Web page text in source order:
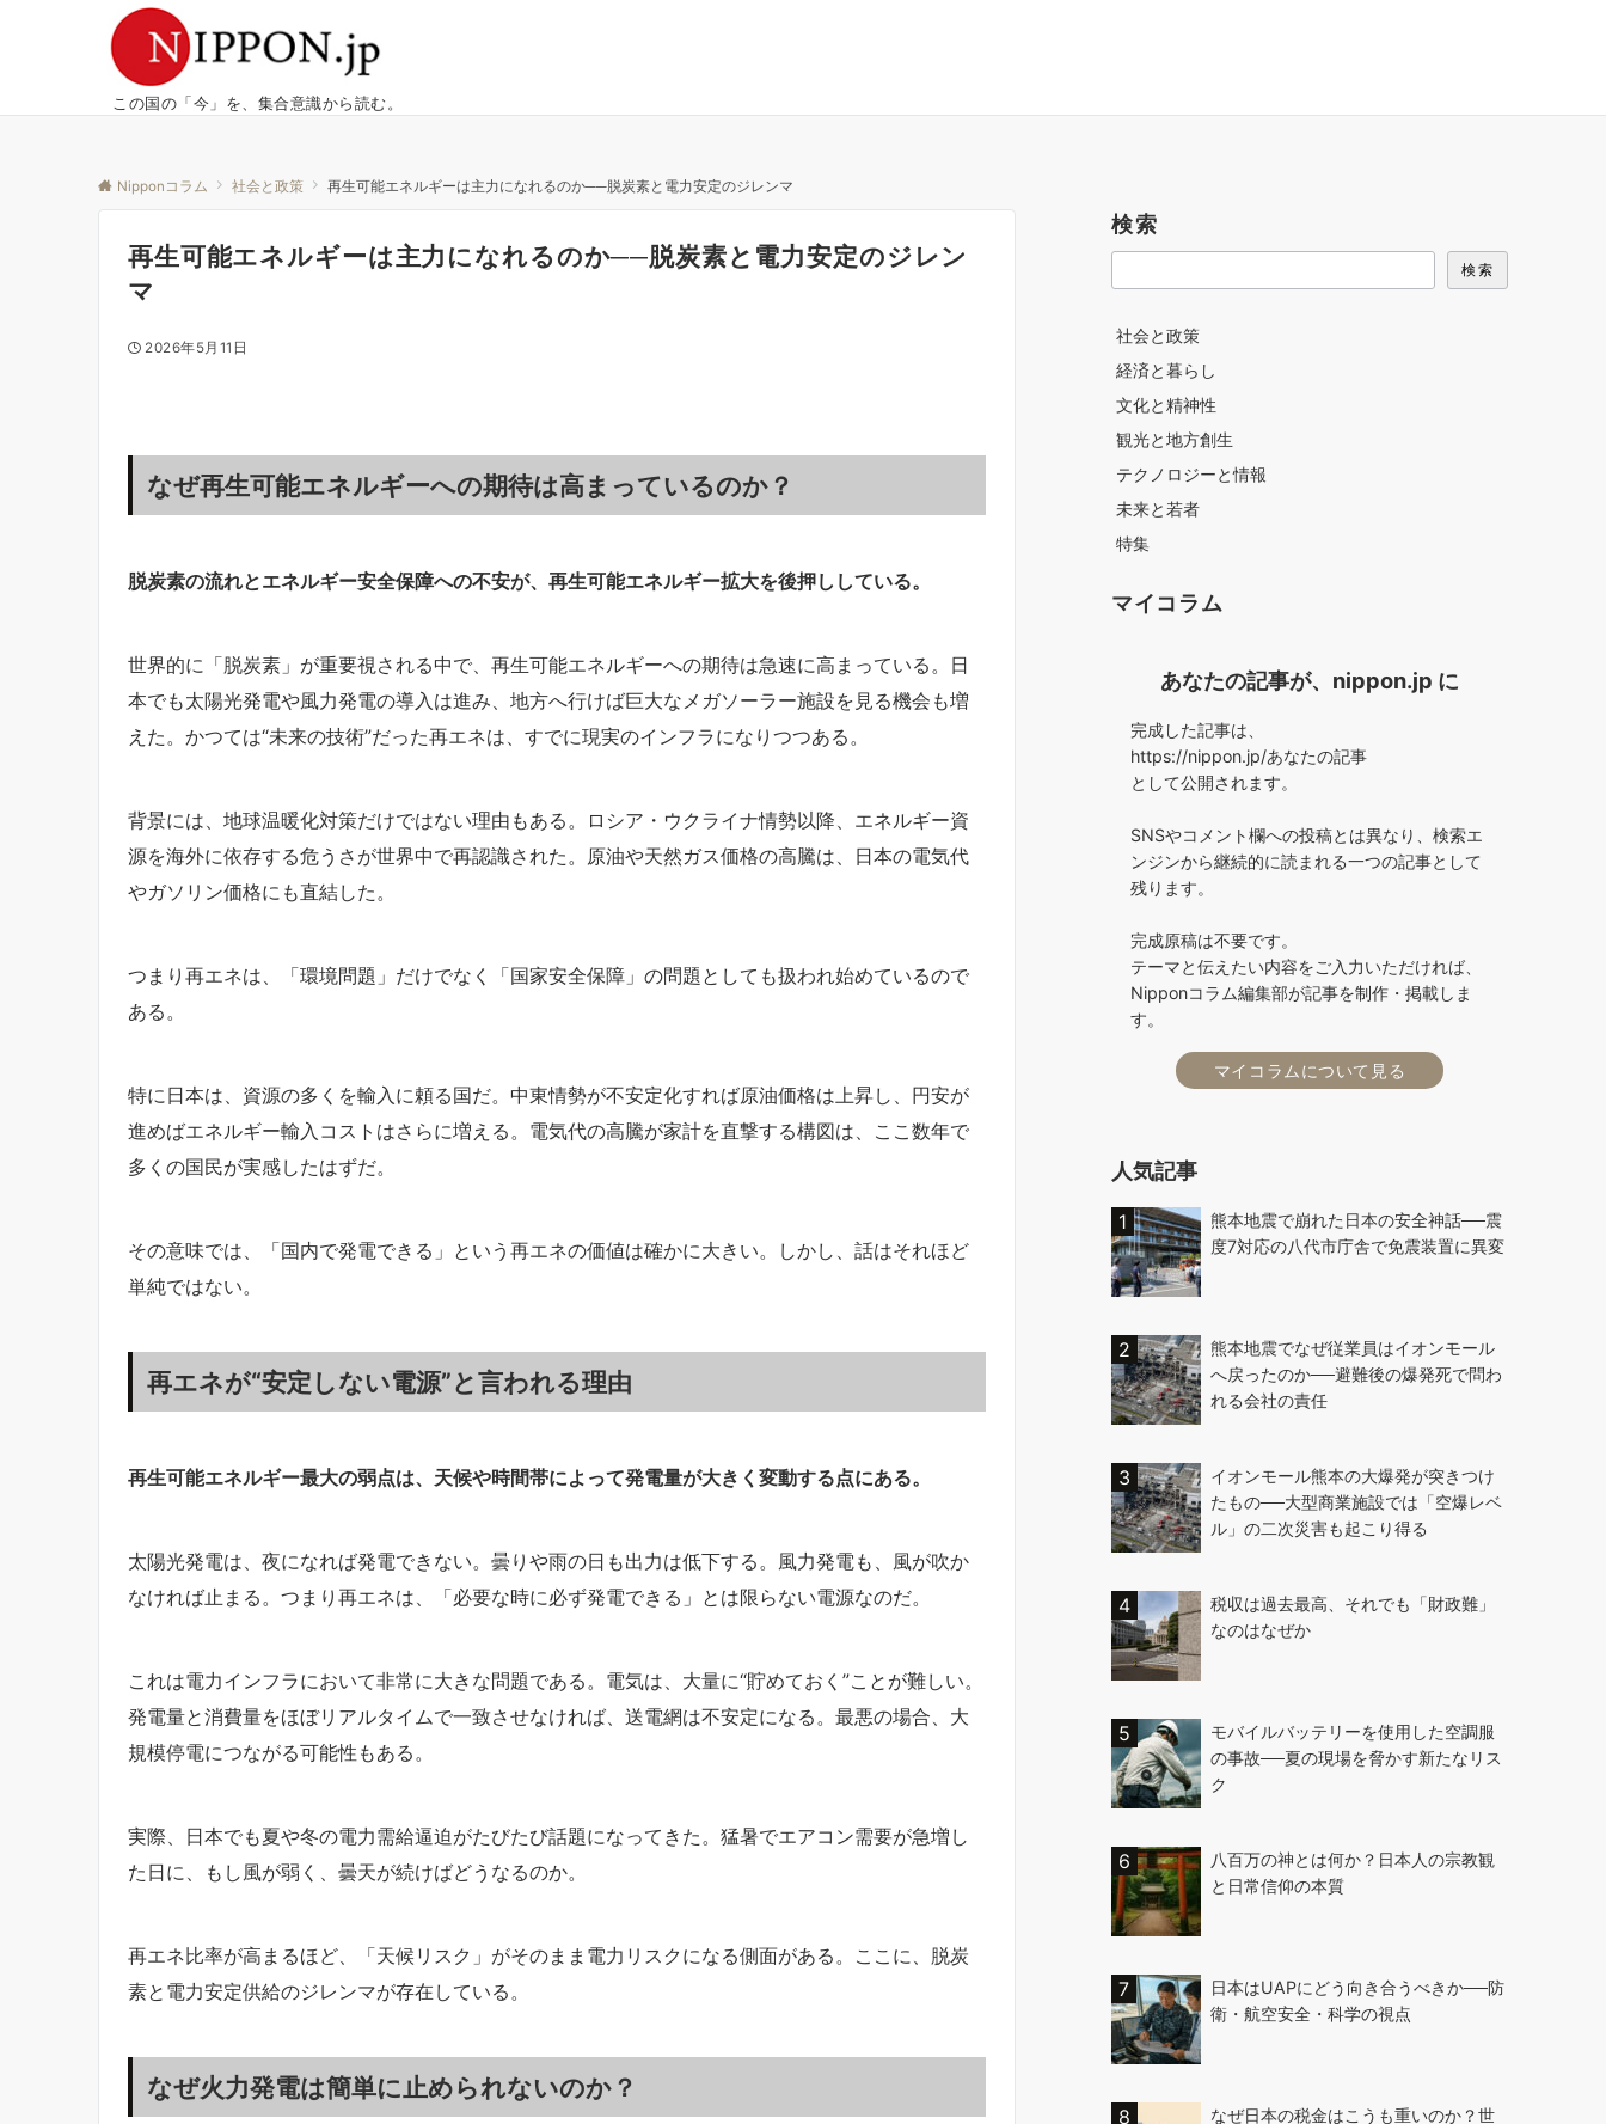
この国の「今」を、集合意識から読む。
Nipponコラム 社会と政策 再生可能エネルギーは主力になれるのか──脱炭素と電力安定のジレンマ
再生可能エネルギーは主力になれるのか──脱炭素と電力安定のジレン
マ
2026年5月11日
なぜ再生可能エネルギーへの期待は高まっているのか？
脱炭素の流れとエネルギー安全保障への不安が、再生可能エネルギー拡大を後押ししている。
世界的に「脱炭素」が重要視される中で、再生可能エネルギーへの期待は急速に高まっている。日
本でも太陽光発電や風力発電の導入は進み、地方へ行けば巨大なメガソーラー施設を見る機会も増
えた。かつては“未来の技術”だった再エネは、すでに現実のインフラになりつつある。
背景には、地球温暖化対策だけではない理由もある。ロシア・ウクライナ情勢以降、エネルギー資
源を海外に依存する危うさが世界中で再認識された。原油や天然ガス価格の高騰は、日本の電気代
やガソリン価格にも直結した。
つまり再エネは、「環境問題」だけでなく「国家安全保障」の問題としても扱われ始めているので
ある。
特に日本は、資源の多くを輸入に頼る国だ。中東情勢が不安定化すれば原油価格は上昇し、円安が
進めばエネルギー輸入コストはさらに増える。電気代の高騰が家計を直撃する構図は、ここ数年で
多くの国民が実感したはずだ。
その意味では、「国内で発電できる」という再エネの価値は確かに大きい。しかし、話はそれほど
単純ではない。
再エネが“安定しない電源”と言われる理由
再生可能エネルギー最大の弱点は、天候や時間帯によって発電量が大きく変動する点にある。
太陽光発電は、夜になれば発電できない。曇りや雨の日も出力は低下する。風力発電も、風が吹か
なければ止まる。つまり再エネは、「必要な時に必ず発電できる」とは限らない電源なのだ。
これは電力インフラにおいて非常に大きな問題である。電気は、大量に“貯めておく”ことが難しい。
発電量と消費量をほぼリアルタイムで一致させなければ、送電網は不安定になる。最悪の場合、大
規模停電につながる可能性もある。
実際、日本でも夏や冬の電力需給逼迫がたびたび話題になってきた。猛暑でエアコン需要が急増し
た日に、もし風が弱く、曇天が続けばどうなるのか。
再エネ比率が高まるほど、「天候リスク」がそのまま電力リスクになる側面がある。ここに、脱炭
素と電力安定供給のジレンマが存在している。
なぜ火力発電は簡単に止められないのか？
検索
検索
社会と政策
経済と暮らし
文化と精神性
観光と地方創生
テクノロジーと情報
未来と若者
特集
マイコラム
あなたの記事が、nippon.jp に
完成した記事は、
https://nippon.jp/あなたの記事
として公開されます。
SNSやコメント欄への投稿とは異なり、検索エ
ンジンから継続的に読まれる一つの記事として
残ります。
完成原稿は不要です。
テーマと伝えたい内容をご入力いただければ、
Nipponコラム編集部が記事を制作・掲載しま
す。
マイコラムについて見る
人気記事
熊本地震で崩れた日本の安全神話──震
度7対応の八代市庁舎で免震装置に異変
熊本地震でなぜ従業員はイオンモール
へ戻ったのか──避難後の爆発死で問わ
れる会社の責任
イオンモール熊本の大爆発が突きつけ
たもの──大型商業施設では「空爆レベ
ル」の二次災害も起こり得る
税収は過去最高、それでも「財政難」
なのはなぜか
モバイルバッテリーを使用した空調服
の事故──夏の現場を脅かす新たなリス
ク
八百万の神とは何か？日本人の宗教観
と日常信仰の本質
日本はUAPにどう向き合うべきか──防
衛・航空安全・科学の視点
なぜ日本の税金はこうも重いのか？世